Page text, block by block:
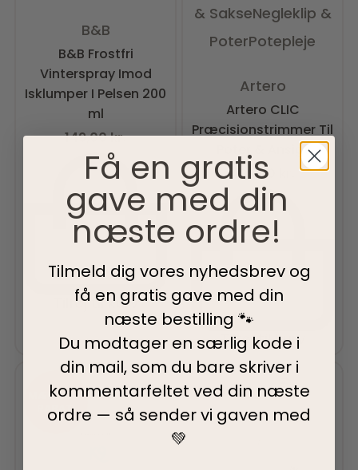
B&B
B&B Frostfri
Vinterspray Imod
Isklumper I Pelsen 200
ml
149,00kr.
Tilføj til kurv
& SakseNegleklip &
PoterPotepleje
Artero
Artero CLIC
Præcisionstrimmer Til
Poter & Ansigt
499,00
Tilføj til kurv
MÆNGDE-
RABAT!
Få en gratis
gave med din
næste ordre!
Tilmeld dig vores nyhedsbrev og
få en gratis gave med din
næste bestilling 🐾
Du modtager en særlig kode i
din mail, som du bare skriver i
kommentarfeltet ved din næste
ordre — så sender vi gaven med
💚